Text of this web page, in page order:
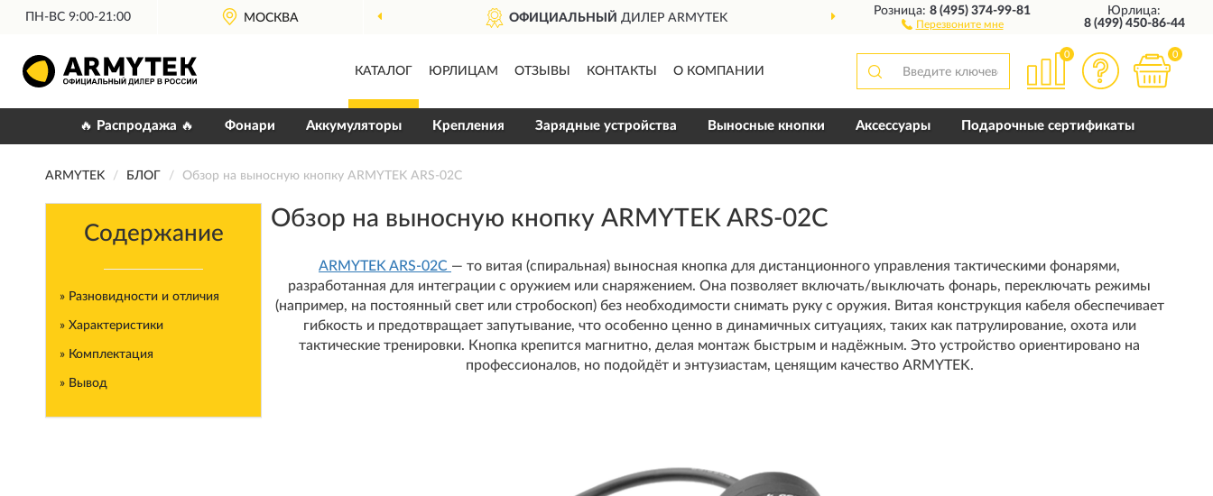
ПН-ВС 9:00-21:00 МОСКВАОФИЦИАЛЬНЫЙ ДИЛЕР ARMYTEK ДОСТАВИМ ПО ВСЕЙ РОССИИ
Розница:8 (495) 374-99-81
Перезвоните мне
Юрлица:
8 (499) 450-86-44
КАТАЛОГ ЮРЛИЦАМ ОТЗЫВЫ КОНТАКТЫ О КОМПАНИИ
0 0
🔥 Распродажа 🔥 Фонари Аккумуляторы Крепления Зарядные устройства Выносные кнопки Аксессуары Подарочные сертификаты
ARMYTEK БЛОГ Обзор на выносную кнопку ARMYTEK ARS-02C
Содержание
» Разновидности и отличия
» Характеристики
» Комплектация
» Вывод
Обзор на выносную кнопку ARMYTEK ARS-02C
ARMYTEK ARS-02C — то витая (спиральная) выносная кнопка для дистанционного управления тактическими фонарями,
разработанная для интеграции с оружием или снаряжением. Она позволяет включать/выключать фонарь, переключать режимы
(например, на постоянный свет или стробоскоп) без необходимости снимать руку с оружия. Витая конструкция кабеля обеспечивает
гибкость и предотвращает запутывание, что особенно ценно в динамичных ситуациях, таких как патрулирование, охота или
тактические тренировки. Кнопка крепится магнитно, делая монтаж быстрым и надёжным. Это устройство ориентировано на
профессионалов, но подойдёт и энтузиастам, ценящим качество ARMYTEK.